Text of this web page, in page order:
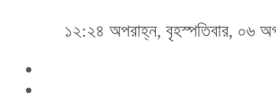
১২:২৪ অপরাহ্ন, বৃহস্পতিবার, ০৬